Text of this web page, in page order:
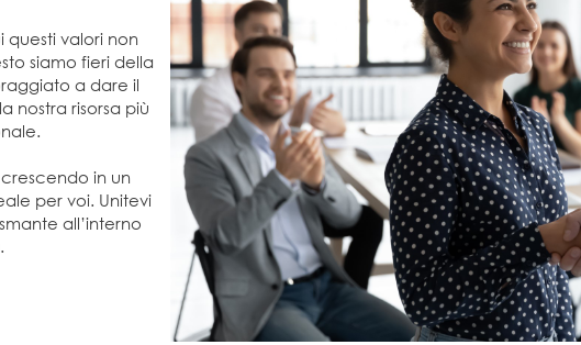
valori non
siamo fieri della
a dare il
nostra risorsa più
in un
per voi. Unitevi
all’interno